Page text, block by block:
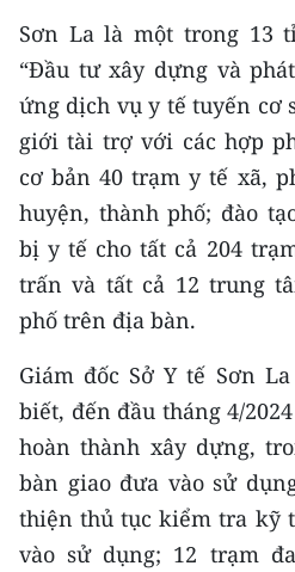
RADIO
MEDIA CENTER
E-Magazine
Video
Media Chính trị
Media Kinh tế
Media Văn hóa
Media Xã hội
Media Pháp luật
Media Du lịch
Sơn La là một trong 13
“Đầu tư xây dựng và
ứng dịch vụ y tế tuyến cơ
giới tài trợ với các hợp
cơ bản 40 trạm y tế xã,
huyện, thành phố; đào
bị y tế cho tất cả 204
trấn và tất cả 12 trung
phố trên địa bàn.
Giám đốc Sở Y tế Sơn
biết, đến đầu tháng 4/
hoàn thành xây dựng,
bàn giao đưa vào sử
thiện thủ tục kiểm tra kỹ
vào sử dụng; 12 trạm